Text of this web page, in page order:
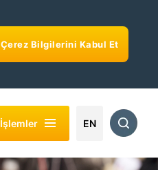
Bilgilerini Kabul Et
EN